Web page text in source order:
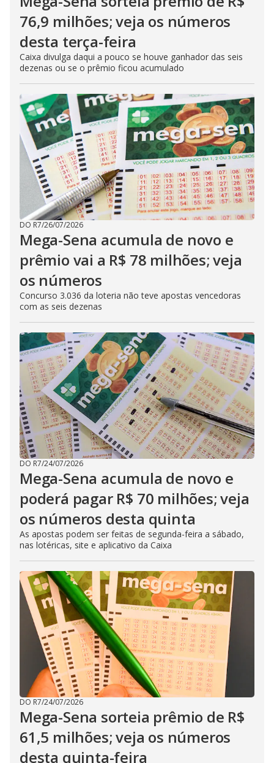
76,9 milhões; veja os números
desta terça-feira
Caixa divulga daqui a pouco se houve ganhador das seis
dezenas ou se o prêmio ficou acumulado
DO R7/26/07/2026
Mega-Sena acumula de novo e
prêmio vai a R$ 78 milhões; veja
os números
Concurso 3.036 da loteria não teve apostas vencedoras
com as seis dezenas
DO R7/24/07/2026
Mega-Sena acumula de novo e
poderá pagar R$ 70 milhões; veja
os números desta quinta
As apostas podem ser feitas de segunda-feira a sábado,
nas lotéricas, site e aplicativo da Caixa
DO R7/24/07/2026
Mega-Sena sorteia prêmio de R$
61,5 milhões; veja os números
desta quinta-feira